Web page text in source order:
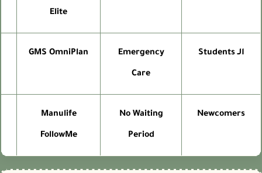
Elite
Emergency
Care
GMS OmniPlan
Newcomers
No Waiting
Period
Manulife
FollowMe